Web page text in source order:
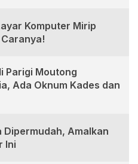
Komputer Mirip
Parigi Moutong
Ada Oknum Kades dan
Dipermudah, Amalkan
Ini